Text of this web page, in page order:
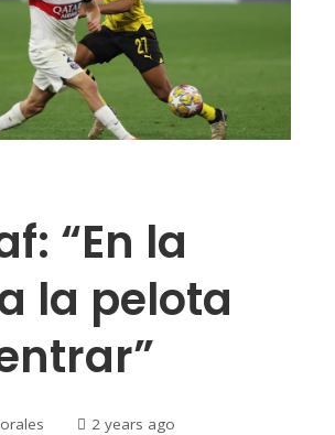
“En la
la pelota
2 years ago